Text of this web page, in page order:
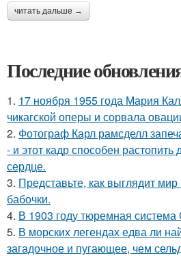
читать дальше →
Последние
1. 17 ноября 1955 года Мария
чикагской оперы и сорвала
2. Фотограф Карл рамсделл
- и этот кадр способен
сердце.
3. Представьте, как выглядит
бабочки.
4. В 1903 году тюремная
5. В морских легендах едва ли
загадочное и пугающее, чем